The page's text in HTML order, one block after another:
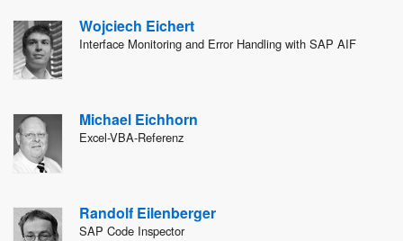
Wojciech Eichert
Interface Monitoring and Error Handling with SAP AIF
Michael Eichhorn
Excel-VBA-Referenz
Randolf Eilenberger
SAP Code Inspector